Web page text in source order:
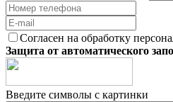
Согласен на обработку
Защита от автоматического
Введите символы с картинки